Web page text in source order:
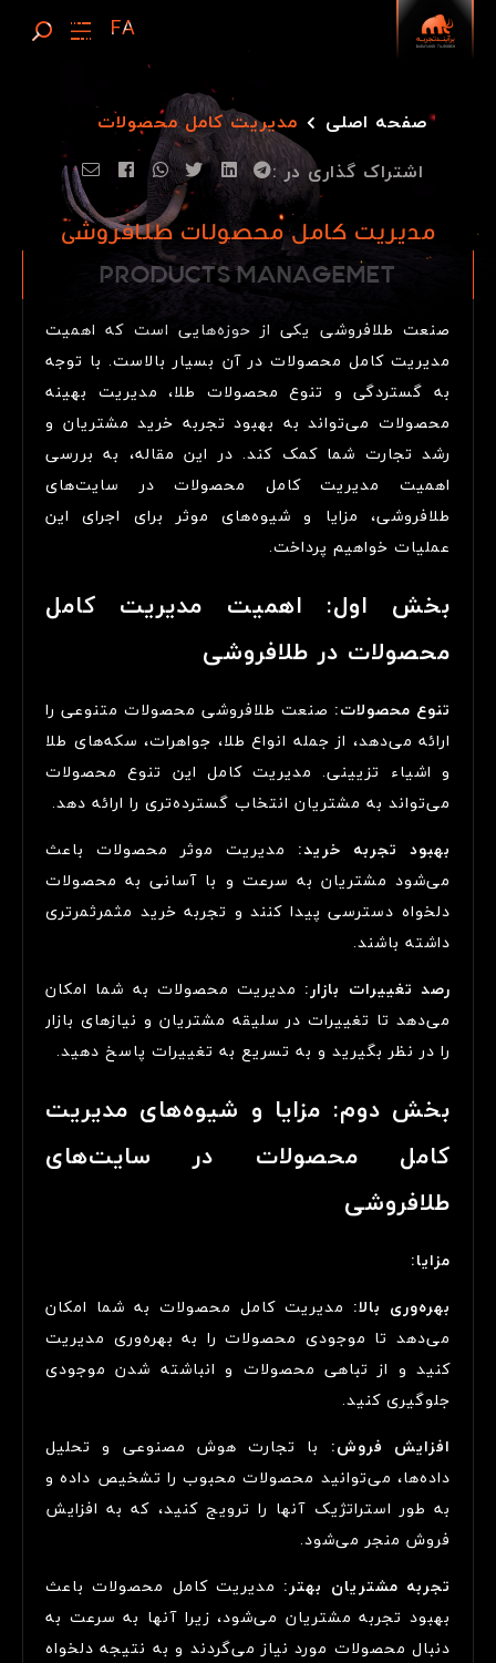
صفحه اصلی
مدیریت کامل محصولات
اشتراک گذاری در :
مدیریت کامل محصولات طلافروشی
PRODUCTS
MANAGEMET
PRODUCTS MANAGEMET
صنعت طلافروشی یکی از حوزه‌هایی است که اهمیت
مدیریت کامل محصولات در آن بسیار بالاست. با توجه
به گستردگی و تنوع محصولات طلا، مدیریت بهینه
محصولات می‌تواند به بهبود تجربه خرید مشتریان و
رشد تجارت شما کمک کند. در این مقاله، به بررسی
اهمیت مدیریت کامل محصولات در سایت‌های
طلافروشی، مزایا و شیوه‌های موثر برای اجرای این
عملیات خواهیم پرداخت.
بخش اول: اهمیت مدیریت کامل
محصولات در طلافروشی
تنوع محصولات: صنعت طلافروشی محصولات متنوعی را
ارائه می‌دهد، از جمله انواع طلا، جواهرات، سکه‌های طلا
و اشیاء تزیینی. مدیریت کامل این تنوع محصولات
می‌تواند به مشتریان انتخاب گسترده‌تری را ارائه دهد.
بهبود تجربه خرید: مدیریت موثر محصولات باعث
می‌شود مشتریان به سرعت و با آسانی به محصولات
دلخواه دسترسی پیدا کنند و تجربه خرید مثمرثمرتری
داشته باشند.
رصد تغییرات بازار: مدیریت محصولات به شما امکان
می‌دهد تا تغییرات در سلیقه مشتریان و نیازهای بازار
را در نظر بگیرید و به تسریع به تغییرات پاسخ دهید.
بخش دوم: مزایا و شیوه‌های مدیریت
کامل محصولات در سایت‌های
طلافروشی
مزایا:
بهره‌وری بالا: مدیریت کامل محصولات به شما امکان
می‌دهد تا موجودی محصولات را به بهره‌وری مدیریت
کنید و از تباهی محصولات و انباشته شدن موجودی
جلوگیری کنید.
افزایش فروش: با تجارت هوش مصنوعی و تحلیل
داده‌ها، می‌توانید محصولات محبوب را تشخیص داده و
به طور استراتژیک آنها را ترویج کنید، که به افزایش
فروش منجر می‌شود.
تجربه مشتریان بهتر: مدیریت کامل محصولات باعث
بهبود تجربه مشتریان می‌شود، زیرا آنها به سرعت به
دنبال محصولات مورد نیاز می‌گردند و به نتیجه دلخواه